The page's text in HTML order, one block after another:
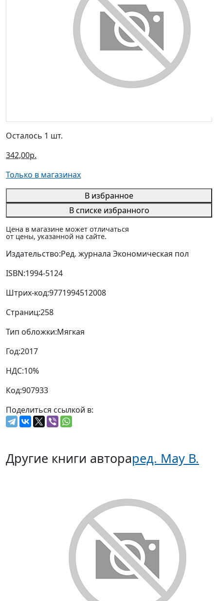
Осталось 1 шт.
342,00р.
Только в магазинах
В избранное
В списке избранного
Цена в магазине может отличаться
от цены, указанной на сайте.
Издательство:Ред. журнала Экономическая пол
ISBN:1994-5124
Штрих-код:9771994512008
Страниц:258
Тип обложки:Мягкая
Год:2017
НДС:10%
Код:907933
Поделиться ссылкой в:
Другие книги автораред. Мау В.